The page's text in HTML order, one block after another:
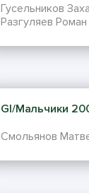
Гусельников
Разгуляев
GI/Мальчики
Смольянов